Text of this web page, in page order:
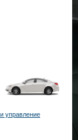
управление